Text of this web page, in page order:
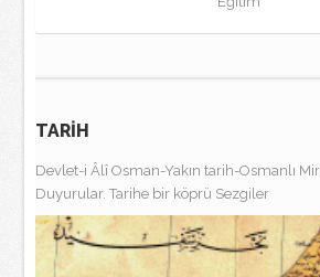
TARİH
Devlet-i Âlî Osman-Yakın tarih-Osmanlı
Duyurular. Tarihe bir köprü Sezgiler